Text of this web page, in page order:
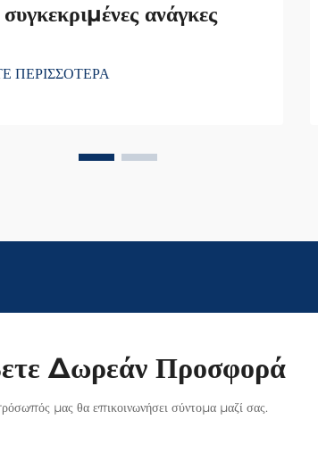
συγκεκριμένες ανάγκες
ΠΕΡΙΣΣΟΤΕΡΑ
Δωρεάν Προσφορά
μας θα επικοινωνήσει σύντομα μαζί σας.